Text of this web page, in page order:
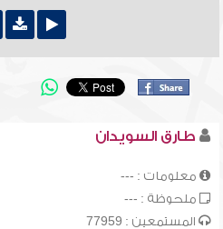
طارق السويدان
معلومات : ---
ملحوظة : ---
المستمعين : 77959